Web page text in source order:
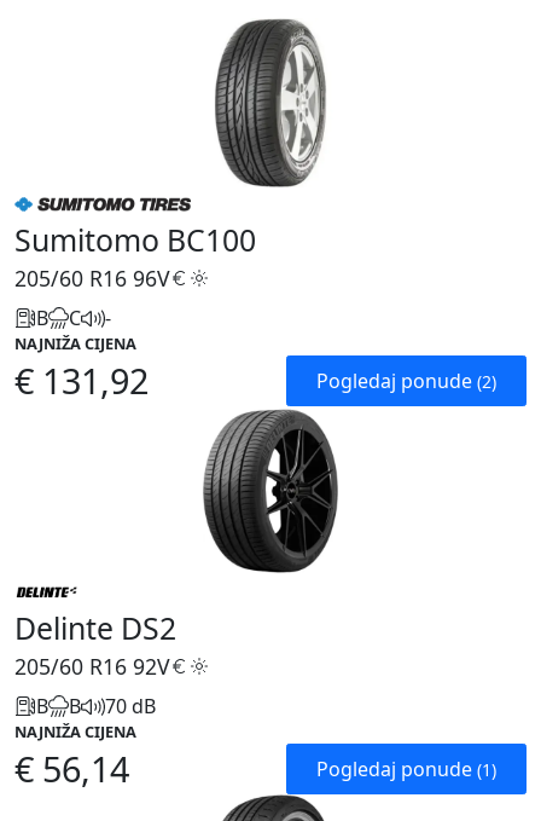
Sumitomo BC100
205/60 R16 96V
B C -
NAJNIŽA CIJENA
€ 131,92 Pogledaj ponude (2)
Delinte DS2
205/60 R16 92V
B B 70 dB
NAJNIŽA CIJENA
€ 56,14 Pogledaj ponude (1)